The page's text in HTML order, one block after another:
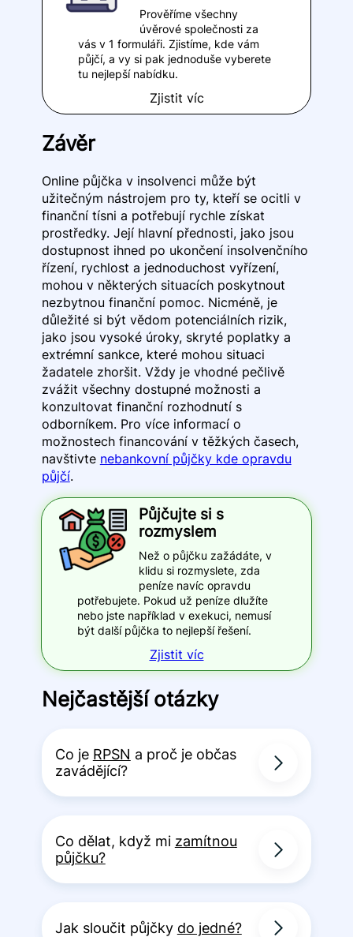
Prověříme všechny
úvěrové společnosti za
vás v 1 formuláři. Zjistíme, kde vám
půjčí, a vy si pak jednoduše vyberete
tu nejlepší nabídku.
Zjistit víc
Závěr
Online půjčka v insolvenci může být
užitečným nástrojem pro ty, kteří se ocitli v
finanční tísni a potřebují rychle získat
prostředky. Její hlavní přednosti, jako jsou
dostupnost ihned po ukončení insolvenčního
řízení, rychlost a jednoduchost vyřízení,
mohou v některých situacích poskytnout
nezbytnou finanční pomoc. Nicméně, je
důležité si být vědom potenciálních rizik,
jako jsou vysoké úroky, skryté poplatky a
extrémní sankce, které mohou situaci
žadatele zhoršit. Vždy je vhodné pečlivě
zvážit všechny dostupné možnosti a
konzultovat finanční rozhodnutí s
odborníkem. Pro více informací o
možnostech financování v těžkých časech,
navštivte nebankovní půjčky kde opravdu
půjčí.
Půjčujte si s
rozmyslem
Než o půjčku zažádáte, v
klidu si rozmyslete, zda
peníze navíc opravdu
potřebujete. Pokud už peníze dlužíte
nebo jste například v exekuci, nemusí
být další půjčka to nejlepší řešení.
Zjistit víc
Nejčastější otázky
Co je RPSN a proč je občas
zavádějící?
Co dělat, když mi zamítnou
půjčku?
Jak sloučit půjčky do jedné?